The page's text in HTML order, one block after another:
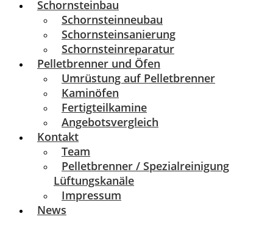
Schornsteinbau
Schornsteinneubau
Schornsteinsanierung
Schornsteinreparatur
Pelletbrenner und Öfen
Umrüstung auf Pelletbrenner
Kaminöfen
Fertigteilkamine
Angebotsvergleich
Kontakt
Team
Pelletbrenner / Spezialreinigung
Lüftungskanäle
Impressum
News